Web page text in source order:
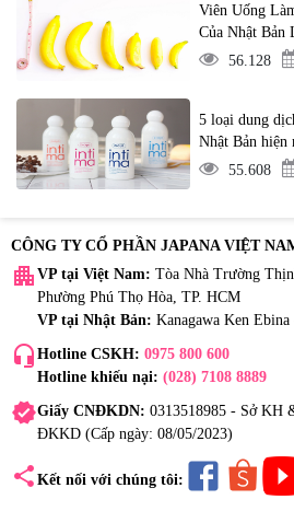
Viên Uống
Của Nhật Bản
56.128
5 loại dung
Nhật Bản hiện
55.608
CÔNG TY CỔ PHẦN JAPANA VIỆT
apartment VP tại Việt Nam: Tòa Nhà Trường
Phường Phú Thọ Hòa, TP. HCM
VP tại Nhật Bản: Kanagawa Ken
headset_mic Hotline CSKH: 0975 800 600
Hotline khiếu nại: (028) 7108 8889
verifiedGiấy CNĐKDN: 0313518985 - Sở KH
ĐKKD (Cấp ngày: 08/05/2023)
share Kết nối với chúng tôi: